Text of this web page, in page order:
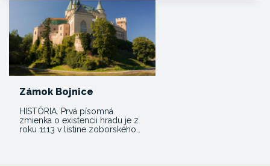
Zámok Bojnice
HISTÓRIA. Prvá písomná
zmienka o existencii hradu je z
roku 1113 v listine zoborského…